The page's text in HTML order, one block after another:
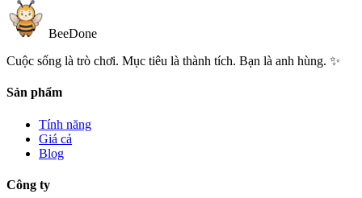
BeeDone
Cuộc sống là trò chơi. Mục tiêu là thành tích. Bạn là anh hùng. ✨
Sản phẩm
Tính năng
Giá cả
Blog
Công ty